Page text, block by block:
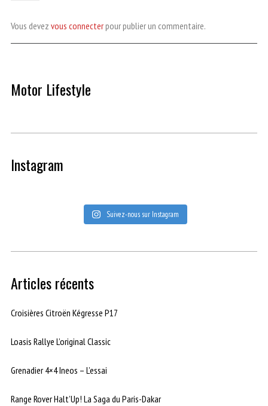
Vous devez vous connecterpour publier un commentaire.
Motor Lifestyle
Instagram
Suivez-nous sur Instagram
Articles récents
Croisières Citroën Kégresse P17
Loasis Rallye L’original Classic
Grenadier 4×4 Ineos – L’essai
Range Rover Halt’Up! La Saga du Paris-Dakar